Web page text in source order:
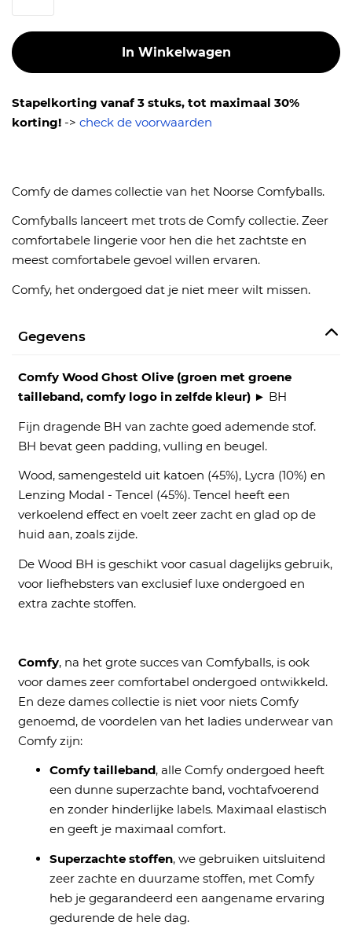
In Winkelwagen
Stapelkorting vanaf 3 stuks, tot maximaal 30%
korting! -> check de voorwaarden
Comfy de dames collectie van het Noorse Comfyballs.
Comfyballs lanceert met trots de Comfy collectie. Zeer
comfortabele lingerie voor hen die het zachtste en
meest comfortabele gevoel willen ervaren.
Comfy, het ondergoed dat je niet meer wilt missen.
Gegevens
Comfy Wood Ghost Olive (groen met groene
tailleband, comfy logo in zelfde kleur) ► BH
Fijn dragende BH van zachte goed ademende stof.
BH bevat geen padding, vulling en beugel.
Wood, samengesteld uit katoen (45%), Lycra (10%) en
Lenzing Modal - Tencel (45%). Tencel heeft een
verkoelend effect en voelt zeer zacht en glad op de
huid aan, zoals zijde.
De Wood BH is geschikt voor casual dagelijks gebruik,
voor liefhebsters van exclusief luxe ondergoed en
extra zachte stoffen.
Comfy, na het grote succes van Comfyballs, is ook
voor dames zeer comfortabel ondergoed ontwikkeld.
En deze dames collectie is niet voor niets Comfy
genoemd, de voordelen van het ladies underwear van
Comfy zijn:
Comfy tailleband, alle Comfy ondergoed heeft
een dunne superzachte band, vochtafvoerend
en zonder hinderlijke labels. Maximaal elastisch
en geeft je maximaal comfort.
Superzachte stoffen, we gebruiken uitsluitend
zeer zachte en duurzame stoffen, met Comfy
heb je gegarandeerd een aangename ervaring
gedurende de hele dag.